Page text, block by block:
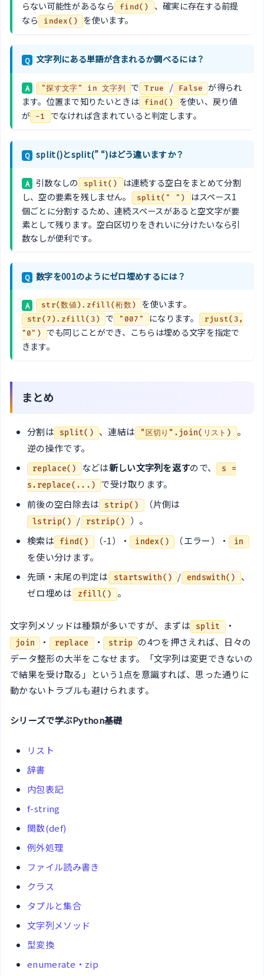
らない可能性があるなら find()
、確実に存在する前提
なら
index() を使います。
Q 文字列にある単語が含まれるか調べるには？
A "探す文字" in 文字列 で True / False
が得られ
ます。位置まで知りたいときは
find()
を使い、戻り値
が
-1 でなければ含まれていると判定します。
Q split()とsplit(” “)はどう違いますか？
A 引数なしの split()
は連続する空白をまとめて分割
し、空の要素を残しません。
split(" ")
はスペース1
個ごとに分割するため、連続スペースがあると空文字が要
素として残ります。空白区切りをきれいに分けたいなら引
数なしが便利です。
Q 数字を001のようにゼロ埋めするには？
A str(数値).zfill(桁数) を使います。
str(7).zfill(3) で "007" になります。
rjust(3,
"0")
でも同じことができ、こちらは埋める文字を指定で
きます。
まとめ
分割は split() 、連結は "区切り".join(リスト)
。
逆の操作です。
replace() などは新しい文字列を返すので、
s =
s.replace(...)
で受け取ります。
前後の空白除去は strip() （片側は
lstrip() / rstrip()
）。
検索は
find() （-1）・ index() （エラー）・ in
を使い分けます。
先頭・末尾の判定は
startswith() / endswith()
、
ゼロ埋めは
zfill() 。
文字列メソッドは種類が多いですが、まずは split ・
join ・ replace ・ strip
の4つを押さえれば、日々の
データ整形の大半をこなせます。「文字列は変更できないの
で結果を受け取る」という1点を意識すれば、思った通りに
動かないトラブルも避けられます。
シリーズで学ぶPython基礎
リスト
辞書
内包表記
f-string
関数(def)
例外処理
ファイル読み書き
クラス
タプルと集合
文字列メソッド
型変換
enumerate・zip